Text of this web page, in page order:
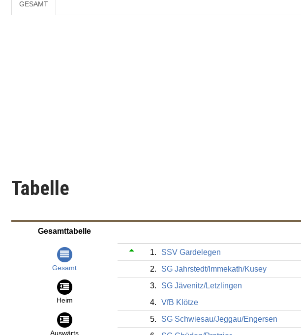
GESAMT
Tabelle
Gesamttabelle
Gesamt
Heim
Auswärts
1. SSV Gardelegen
2.
SG Jahrstedt/Immekath/Kusey
3.
SG Jävenitz/Letzlingen
4.
VfB Klötze
5.
SG Schwiesau/Jeggau/Engersen